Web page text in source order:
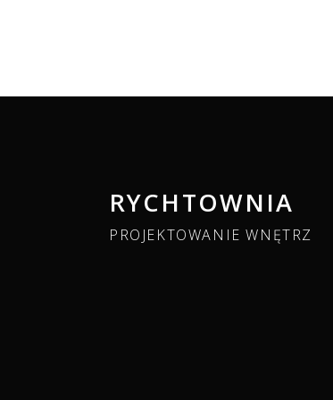
RYCHTOWNIA
PROJEKTOWANIE WNĘTRZ